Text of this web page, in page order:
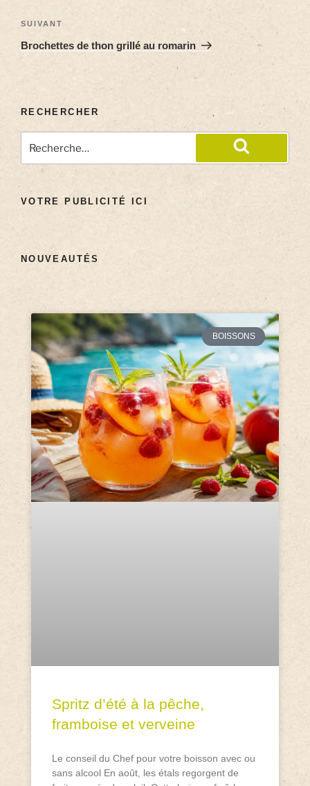
SUIVANT
Brochettes de thon grillé au romarin
RECHERCHER
VOTRE PUBLICITÉ ICI
NOUVEAUTÉS
BOISSONS
Spritz d’été à la pêche,
framboise et verveine
Le conseil du Chef pour votre boisson avec ou
sans alcool En août, les étals regorgent de